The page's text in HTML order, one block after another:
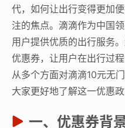
代，如何让出行变得更加
注的焦点。滴滴作为中国
用户提供优质的出行服务
优惠券，让用户在出行过
从多个方面对滴滴10元无
大家更好地了解这一优惠政
一、优惠券背